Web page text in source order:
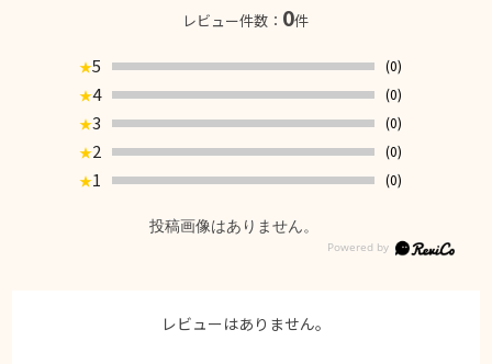
レビュー件数： 0件
★5
(0)
★4
(0)
★3
(0)
★2
(0)
★1 (0)
投稿画像はありません。
レビューはありません。